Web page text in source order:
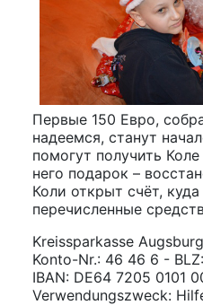
Первые 150 Евро,
надеемся, станут
помогут получить
него подарок –
Коли открыт счёт,
перечисленные
Kreissparkasse Augsburg
Konto-Nr.: 46 46 6 -
IBAN: DE64 7205 0101
Verwendungszweck: